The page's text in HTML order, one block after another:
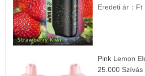
Eredeti ár： Ft
Pink Lemon
25.000